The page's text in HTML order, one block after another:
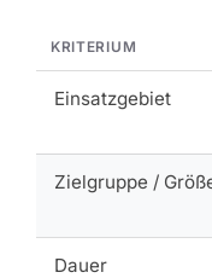
KRITERIUM
Einsatzgebiet
Zielgruppe /
Dauer